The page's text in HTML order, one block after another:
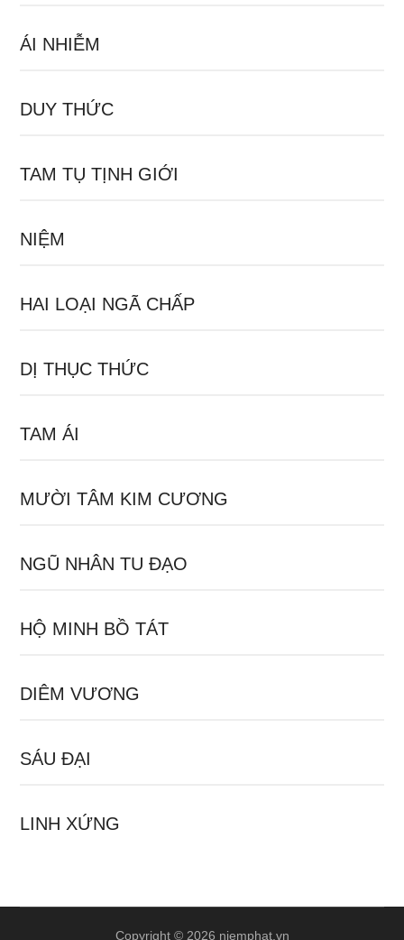
ÁI NHIỄM
DUY THỨC
TAM TỤ TỊNH GIỚI
NIỆM
HAI LOẠI NGÃ CHẤP
DỊ THỤC THỨC
TAM ÁI
MƯỜI TÂM KIM CƯƠNG
NGŨ NHÂN TU ĐẠO
HỘ MINH BỒ TÁT
DIÊM VƯƠNG
SÁU ĐẠI
LINH XỨNG
Copyright © 2026 niemphat.vn